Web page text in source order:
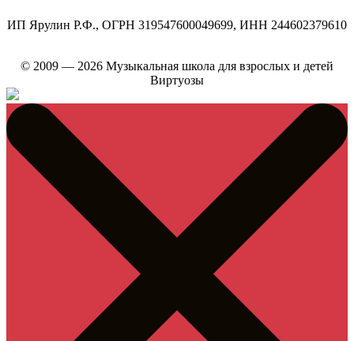
ИП Ярулин Р.Ф., ОГРН 319547600049699, ИНН 244602379610
© 2009 — 2026 Музыкальная школа для взрослых и детей
Виртуозы